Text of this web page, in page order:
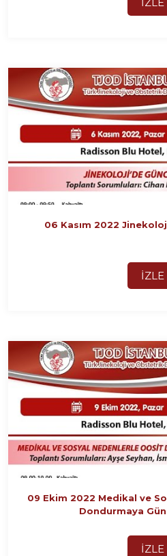
06 Kasım 2022
İZLE
09 Ekim 2022 Medikal ve
Dondurmaya
İZLE